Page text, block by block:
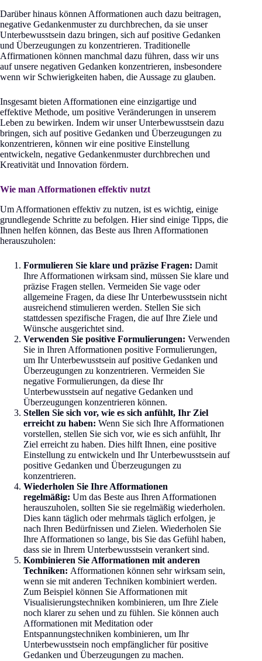
Darüber hinaus können Afformationen auch dazu beitragen,
negative Gedankenmuster zu durchbrechen, da sie unser
Unterbewusstsein dazu bringen, sich auf positive Gedanken
und Überzeugungen zu konzentrieren. Traditionelle
Affirmationen können manchmal dazu führen, dass wir uns
auf unsere negativen Gedanken konzentrieren, insbesondere
wenn wir Schwierigkeiten haben, die Aussage zu glauben.
Insgesamt bieten Afformationen eine einzigartige und
effektive Methode, um positive Veränderungen in unserem
Leben zu bewirken. Indem wir unser Unterbewusstsein dazu
bringen, sich auf positive Gedanken und Überzeugungen zu
konzentrieren, können wir eine positive Einstellung
entwickeln, negative Gedankenmuster durchbrechen und
Kreativität und Innovation fördern.
Wie man Afformationen effektiv nutzt
Um Afformationen effektiv zu nutzen, ist es wichtig, einige
grundlegende Schritte zu befolgen. Hier sind einige Tipps, die
Ihnen helfen können, das Beste aus Ihren Afformationen
herauszuholen:
Formulieren Sie klare und präzise Fragen: Damit
Ihre Afformationen wirksam sind, müssen Sie klare und
präzise Fragen stellen. Vermeiden Sie vage oder
allgemeine Fragen, da diese Ihr Unterbewusstsein nicht
ausreichend stimulieren werden. Stellen Sie sich
stattdessen spezifische Fragen, die auf Ihre Ziele und
Wünsche ausgerichtet sind.
Verwenden Sie positive Formulierungen: Verwenden
Sie in Ihren Afformationen positive Formulierungen,
um Ihr Unterbewusstsein auf positive Gedanken und
Überzeugungen zu konzentrieren. Vermeiden Sie
negative Formulierungen, da diese Ihr
Unterbewusstsein auf negative Gedanken und
Überzeugungen konzentrieren können.
Stellen Sie sich vor, wie es sich anfühlt, Ihr Ziel
erreicht zu haben: Wenn Sie sich Ihre Afformationen
vorstellen, stellen Sie sich vor, wie es sich anfühlt, Ihr
Ziel erreicht zu haben. Dies hilft Ihnen, eine positive
Einstellung zu entwickeln und Ihr Unterbewusstsein auf
positive Gedanken und Überzeugungen zu
konzentrieren.
Wiederholen Sie Ihre Afformationen
regelmäßig: Um das Beste aus Ihren Afformationen
herauszuholen, sollten Sie sie regelmäßig wiederholen.
Dies kann täglich oder mehrmals täglich erfolgen, je
nach Ihren Bedürfnissen und Zielen. Wiederholen Sie
Ihre Afformationen so lange, bis Sie das Gefühl haben,
dass sie in Ihrem Unterbewusstsein verankert sind.
Kombinieren Sie Afformationen mit anderen
Techniken: Afformationen können sehr wirksam sein,
wenn sie mit anderen Techniken kombiniert werden.
Zum Beispiel können Sie Afformationen mit
Visualisierungstechniken kombinieren, um Ihre Ziele
noch klarer zu sehen und zu fühlen. Sie können auch
Afformationen mit Meditation oder
Entspannungstechniken kombinieren, um Ihr
Unterbewusstsein noch empfänglicher für positive
Gedanken und Überzeugungen zu machen.